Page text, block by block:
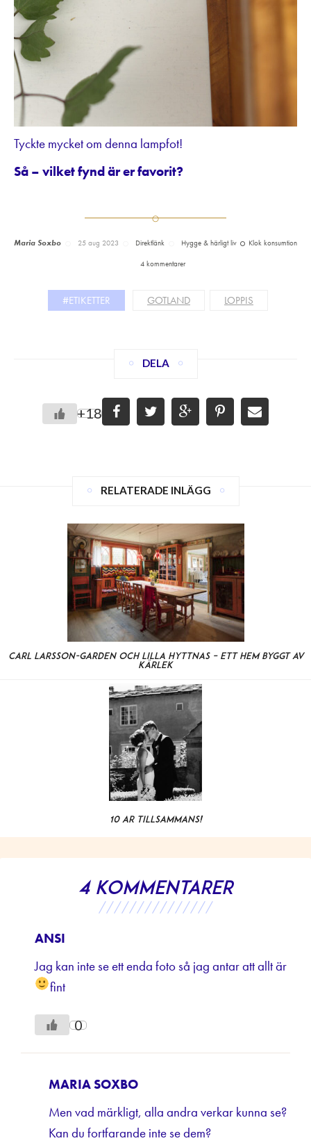
Tyckte mycket om denna lampfot!
Så – vilket fynd är er favorit?
Maria Soxbo 25 aug 2023 Direktlänk Hygge & härligt liv Klok konsumtion
4 kommentarer
#ETIKETTER GOTLAND LOPPIS
DELA
+18
RELATERADE INLÄGG
Carl Larsson-gården och Lilla Hyttnäs – ett hem byggt av
kärlek
10 år tillsammans!
4 kommentarer
///////////////
ANSI
Jag kan inte se ett enda foto så jag antar att allt är
fint
0
MARIA SOXBO
Men vad märkligt, alla andra verkar kunna se?
Kan du fortfarande inte se dem?